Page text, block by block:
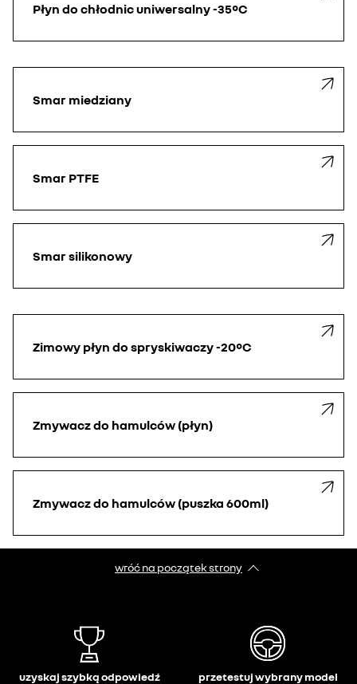
Płyn do chłodnic uniwersalny -35°C
Smar miedziany
Smar PTFE
Smar silikonowy
Zimowy płyn do spryskiwaczy -20°C
Zmywacz do hamulców (płyn)
Zmywacz do hamulców (puszka 600ml)
wróć na początek strony
uzyskaj szybką odpowiedź
przetestuj wybrany model